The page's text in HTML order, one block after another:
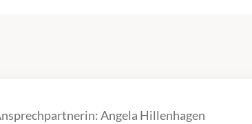
Angela Hillenhagen